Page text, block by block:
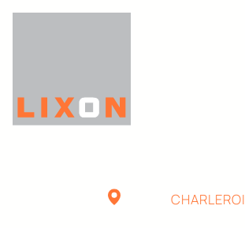
Aller
CHARLEROI